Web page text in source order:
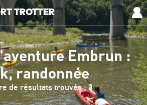
TROTTER
Embrun :
randonnée
de résultats trouvés : 3